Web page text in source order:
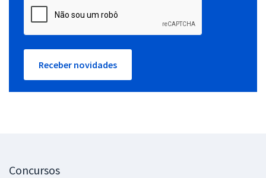
Receber novidades
Concursos